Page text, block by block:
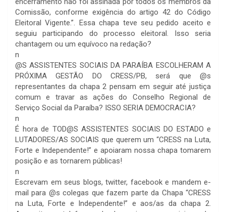
Comissão, conforme exigência do artigo 42 do Código
Eleitoral Vigente.”. Essa chapa teve seu pedido aceito e
seguiu participando do processo eleitoral. Isso seria
chantagem ou um equívoco na redação?
n
@S ASSISTENTES SOCIAIS DA PARAÍBA ESCOLHERAM A
PRÓXIMA GESTÃO DO CRESS/PB, será que @s
representantes da chapa 2 pensam em seguir até justiça
comum e travar as ações do Conselho Regional de
Serviço Social da Paraíba? ISSO SERIA DEMOCRACIA?
n
É hora de TOD@S ASSISTENTES SOCIAIS DO ESTADO e
LUTADORES/AS SOCIAIS que querem um “CRESS na Luta,
Forte e Independente!” e apoiaram nossa chapa tomarem
posição e as tornarem públicas!
n
Escrevam em seus blogs, twitter, facebook e mandem e-
mail para @s colegas que fazem parte da Chapa “CRESS
na Luta, Forte e Independente!” e aos/as da chapa 2.